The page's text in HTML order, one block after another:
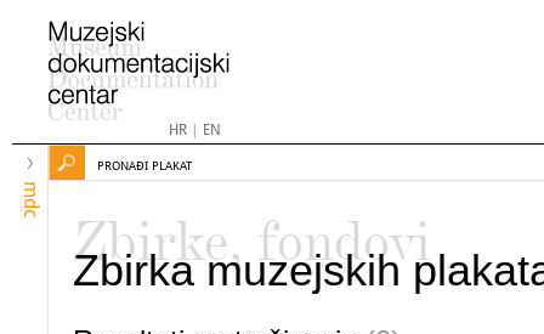
HR| EN
mdc
PRONAĐI PLAKAT
Zbirke, fondovi
Zbirka muzejskih